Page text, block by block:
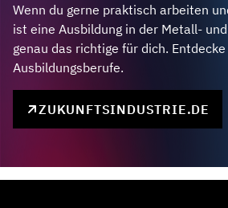
Wenn du gerne praktisch arbeiten
ist eine Ausbildung in der Metall-
genau das richtige für dich.
Ausbildungsberufe.
ZUKUNFTSINDUSTRIE.DE